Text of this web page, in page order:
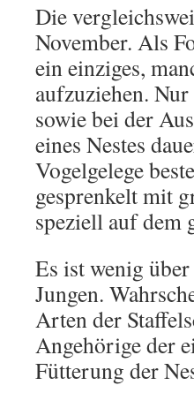
Die
November. Als
ein einziges,
aufzuziehen.
sowie bei der
eines Nestes
Vogelgelege
gesprenkelt mit
speziell auf dem
Es ist wenig
Jungen.
Arten der
Angehörige der
Fütterung der